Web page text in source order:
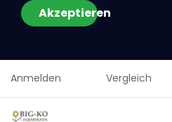
Akzeptieren
Anmelden Vergleich